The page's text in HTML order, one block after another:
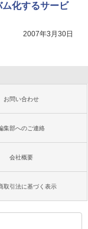
化するサービ
2007年3月30日
お問い合わせ
集部へのご連絡
会社概要
取引法に基づく表示